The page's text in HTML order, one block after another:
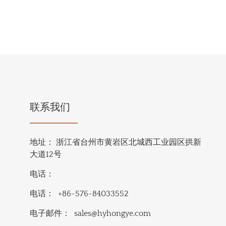
联系我们
地址：浙江省台州市黄岩区北城西工业园区拱新
大道12号
电话：
电话： +86-576-84033552
电子邮件： sales@hyhongye.com